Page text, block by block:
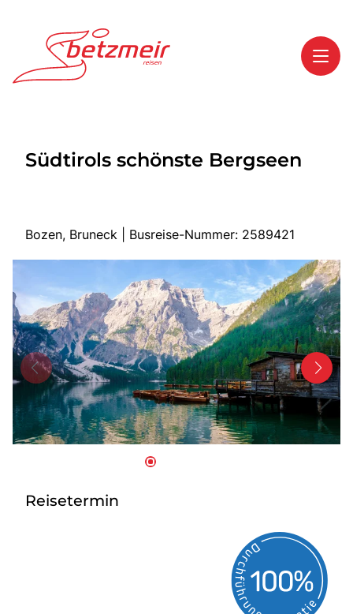
Highlights
Start
Mehrtagesreisen
Tagesreisen
Bus mieten
Service
Kontakt
Südtirols schönste Bergseen
Bozen, Bruneck | Busreise-Nummer: 2589421
Reisetermin